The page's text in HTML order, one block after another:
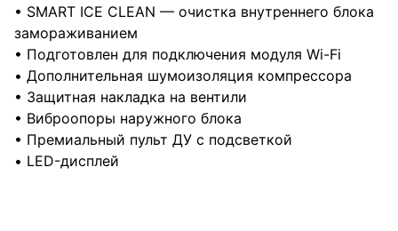
• SMART ICE CLEAN — очистка внутреннего блока
замораживанием
• Подготовлен для подключения модуля Wi-Fi
• Дополнительная шумоизоляция компрессора
• Защитная накладка на вентили
• Виброопоры наружного блока
• Премиальный пульт ДУ с подсветкой
• LED-дисплей